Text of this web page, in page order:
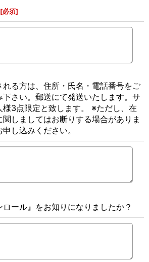
[必須]
る方は、住所・氏名・電話番号をご
さい。郵送にて発送いたします。サ
様3点限定と致します。 ※ただし、在
しましてはお断りする場合がありま
し込みください。
ール』をお知りになりましたか？